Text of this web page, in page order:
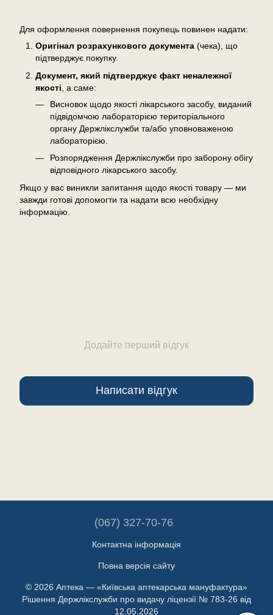
Для оформлення повернення покупець повинен надати:
Оригінал розрахункового документа (чека), що
підтверджує покупку.
Документ, який підтверджує факт неналежної
якості , а саме:
Висновок щодо якості лікарського засобу, виданий
підвідомчою лабораторією територіального
органу Держлікслужби та/або уповноваженою
лабораторією.
Розпорядження Держлікслужби про заборону обігу
відповідного лікарського засобу.
Якщо у вас виникли запитання щодо якості товару — ми
завжди готові допомогти та надати всю необхідну
інформацію.
Додайте перший відгук
Написати відгук
(067) 327-70-76
Контактна інформація
Повна версія сайту
© 2026 Аптека — «Київська аптекарська мануфактура»
Рішення Держлікслужби про видачу ліцензії № 783-26 від
12.05.2026